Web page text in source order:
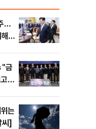
…
"금
위
는
씨]